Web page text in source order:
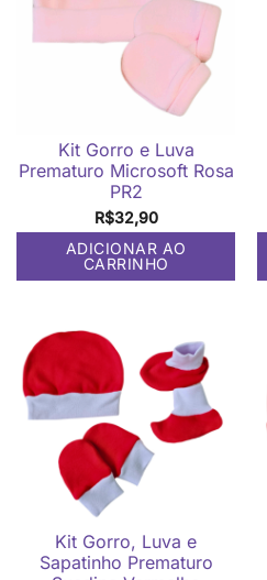
Kit Gorro e Luva
Prematuro Microsoft Rosa
PR2
R$32,90
ADICIONAR AO
CARRINHO
Kit Gorro, Luva e
Sapatinho Prematuro